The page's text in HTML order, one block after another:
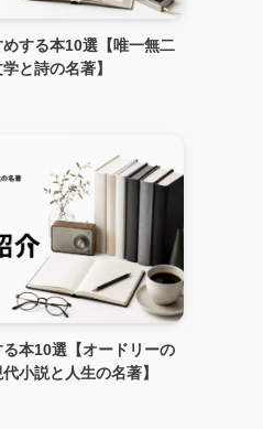
する本10選【唯一無二
と詩の名著】
本10選【オードリーの
小説と人生の名著】